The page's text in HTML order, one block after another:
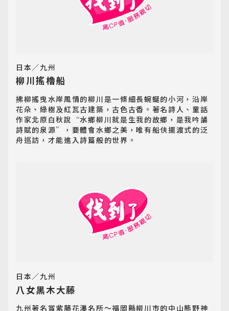
日本／九州
柳川搖櫓船
拂柳搖曳水岸風情的柳川是一條細長蜿蜒的小河，沿岸
花朵、綠樹及紅瓦古建築，古色古香。著名詩人、童話
作家北原白秋說“水鄉柳川就是生我的故鄉，是我吟誦
詩賦的泉源”，要體會水鄉之美，唯有船伕擺渡式的泛
舟巡訪，才能進入詩篇般的世界。
日本／九州
八女黑木大藤
九州著名賞紫藤花瀑名所～福岡縣柳川市的中山熊野神